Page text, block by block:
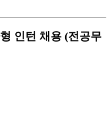
인턴 채용 (전공무